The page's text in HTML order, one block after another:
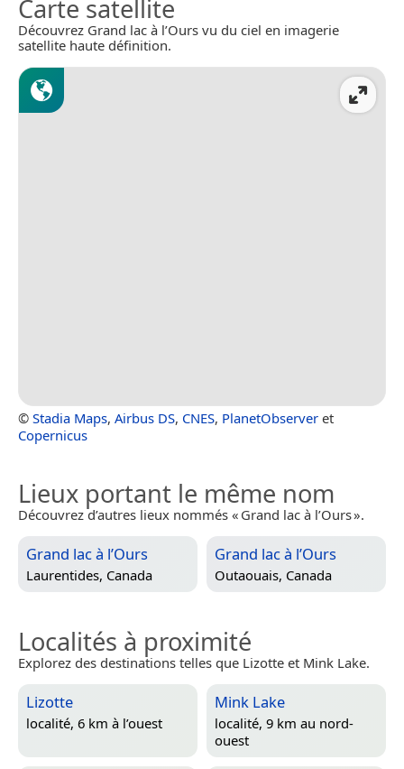
Carte satellite
Découvrez Grand lac à l’Ours vu du ciel en imagerie
satellite haute définition.
© Stadia Maps, Airbus DS, CNES, PlanetObserver et
Copernicus
Lieux portant le même nom
Découvrez d’autres lieux nommés « Grand lac à l’Ours ».
Grand lac à l’Ours
Laurentides, Canada
Grand lac à l’Ours
Outaouais, Canada
Localités à proximité
Explorez des destinations telles que Lizotte et Mink Lake.
Lizotte
localité, 6 km à l’ouest
Mink Lake
localité, 9 km au nord-
ouest